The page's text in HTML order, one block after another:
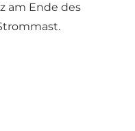
am Ende des